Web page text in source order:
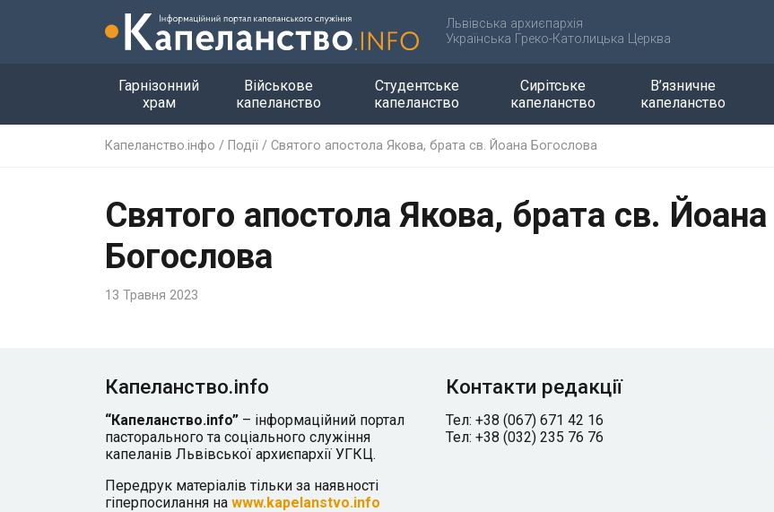
Львівська архиєпархія
Українська Греко-Католицька Церква
Гарнізонний
храм
Військове
капеланство
Студентське
капеланство
Сирітське
капеланство
В’язничне
капеланство
Капеланство.інфо / Події / Святого апостола Якова, брата св. Йоана Богослова
Святого апостола Якова, брата св. Йоана
Богослова
13 Травня 2023
Капеланство.info
“Капеланство.info” – інформаційний портал
пасторального та соціального служіння
капеланів Львівської архиєпархії УГКЦ.
Передрук матеріалів тільки за наявності
гіперпосилання на www.kapelanstvo.info
Контакти редакції
Тел: +38 (067) 671 42 16
Тел: +38 (032) 235 76 76